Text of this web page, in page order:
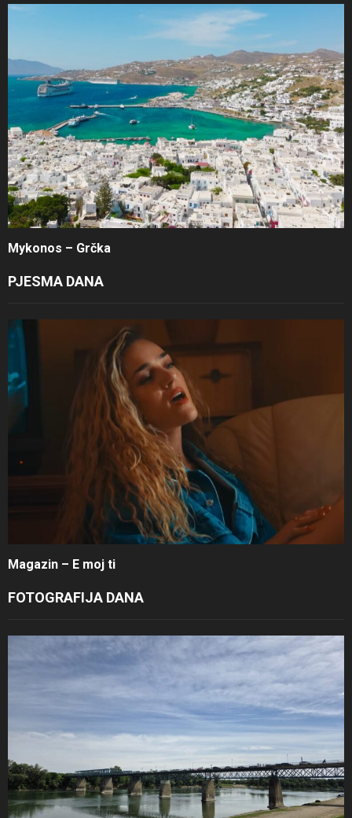
Mykonos – Grčka
PJESMA DANA
Magazin – E moj ti
FOTOGRAFIJA DANA